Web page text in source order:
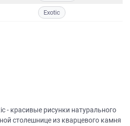
Exotic
- красивые рисунки натурального
столешнице из кварцевого камня